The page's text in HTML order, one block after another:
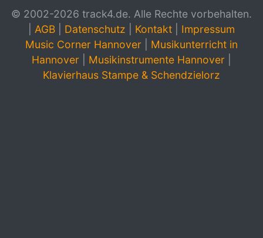
© 2002-2026 track4.de. Alle Rechte vorbehalten.
AGB Datenschutz Kontakt
Impressum
Music Corner Hannover
Musikunterricht in
Hannover
Musikinstrumente Hannover
Klavierhaus Stampe & Schendzielorz